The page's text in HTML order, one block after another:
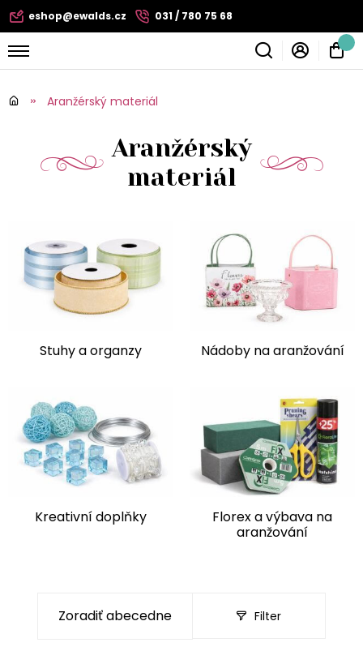
eshop@ewalds.cz 031 / 780 75 68
Aranžérský materiál
Aranžérský
materiál
Stuhy a organzy Nádoby na aranžování
Kreativní doplňky
Florex a výbava na
aranžování
Filter